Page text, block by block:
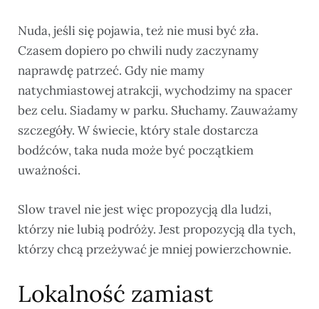
Nuda, jeśli się pojawia, też nie musi być zła.
Czasem dopiero po chwili nudy zaczynamy
naprawdę patrzeć. Gdy nie mamy
natychmiastowej atrakcji, wychodzimy na spacer
bez celu. Siadamy w parku. Słuchamy. Zauważamy
szczegóły. W świecie, który stale dostarcza
bodźców, taka nuda może być początkiem
uważności.
Slow travel nie jest więc propozycją dla ludzi,
którzy nie lubią podróży. Jest propozycją dla tych,
którzy chcą przeżywać je mniej powierzchownie.
Lokalność zamiast